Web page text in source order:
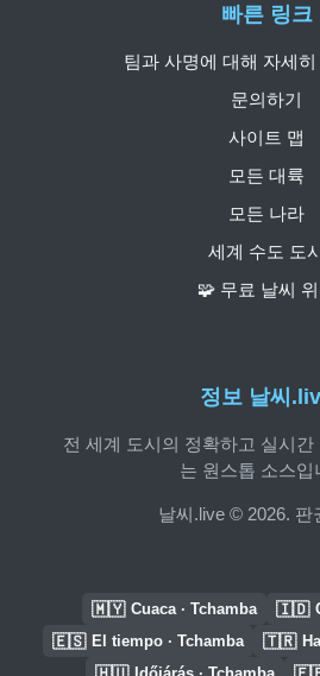
정보 날씨
전 세계 도시의 정확하고 실시
는 원스톱 소스입
날씨.live © 2026. 판
빠른 링크
팀과 사명에 대해 자세
문의하기
사이트 맵
모든 대륙
모든 나라
세계 수도 도
🧩 무료 날씨
🇲🇾 Cuaca · Tchamba 🇮🇩
🇪🇸 El tiempo · Tchamba 🇹🇷